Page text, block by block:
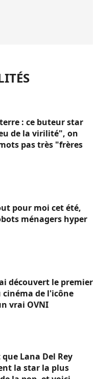
: ce buteur star
de la virilité", on
pas très "frères
pour moi cet été,
ménagers hyper
découvert le premier
de l'icône
vrai OVNI
Lana Del Rey
la star la plus